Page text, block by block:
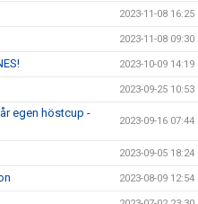
2023-11-08 16:25
2023-11-08 09:30
2023-10-09 14:19
2023-09-25 10:53
egen höstcup -
2023-09-16 07:44
2023-09-05 18:24
2023-08-09 12:54